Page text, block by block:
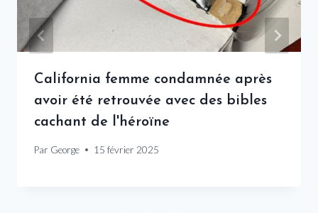
California femme condamnée après
avoir été retrouvée avec des bibles
cachant de l'héroïne
Par George 15 février 2025